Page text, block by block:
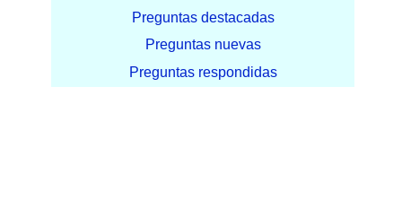
Preguntas destacadas
Preguntas nuevas
Preguntas respondidas